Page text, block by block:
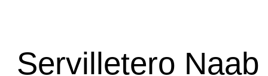
Servilletero Naab